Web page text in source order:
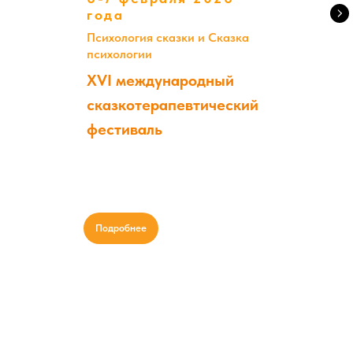
года
Психология сказки и Сказка
психологии
XVI международный
сказкотерапевтический
фестиваль
Подробнее